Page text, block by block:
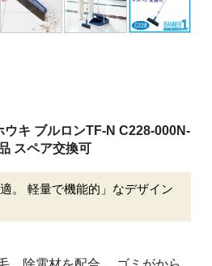
リーズ
キ ブルロンTF-N C228-000N-
スペア交換可
。 軽量で機能的」なデザイン